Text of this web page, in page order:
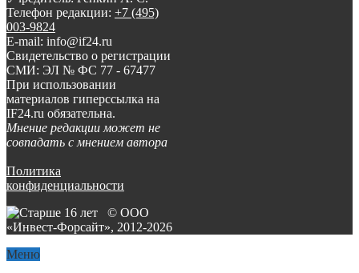
Телефон редакции: +7 (495)
003-9824
E-mail: info@if24.ru
Свидетельство о регистрации
СМИ: ЭЛ № ФС 77 - 67477
При использовании
материалов гиперссылка на
IF24.ru обязательна.
Мнение редакции может не
совпадать с мнением автора
Политика
конфиденциальности
© ООО
«Инвест-Форсайт», 2012-2026
Меню